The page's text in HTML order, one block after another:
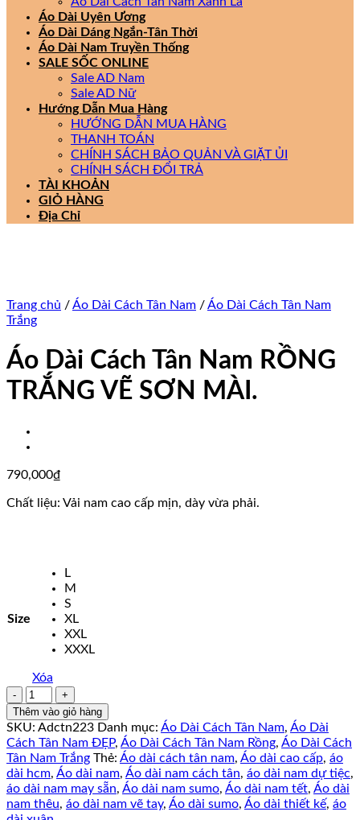
Áo Dài Uyên Ương
Áo Dài Dáng Ngắn-Tân Thời
Áo Dài Nam Truyền Thống
SALE SỐC ONLINE
Sale AD Nam
Sale AD Nữ
Hướng Dẫn Mua Hàng
HƯỚNG DẪN MUA HÀNG
THANH TOÁN
CHÍNH SÁCH BẢO QUẢN VÀ GIẶT ỦI
CHÍNH SÁCH ĐỔI TRẢ
TÀI KHOẢN
GIỎ HÀNG
Địa Chỉ
Trang chủ /Áo Dài Cách Tân Nam /Áo Dài Cách Tân Nam
Trắng
Áo Dài Cách Tân Nam RỒNG
TRẮNG VẼ SƠN MÀI.
790,000₫
Chất liệu: Vải nam cao cấp mịn, dày vừa phải.
Size
L
M
S
XL
XXL
XXXL
Xóa
Áo
Dài
Cách
Tân
Nam
RỒNG
TRẮNG
VẼ
SƠN
Thêm vào giỏ hàng
SKU: Adctn223 Danh mục: Áo Dài Cách Tân Nam, Áo Dài
Cách Tân Nam ĐẸP, Áo Dài Cách Tân Nam Rồng, Áo Dài Cách
Tân Nam Trắng Thẻ: Áo dài cách tân nam, Áo dài cao cấp, áo
dài hcm, Áo dài nam, Áo dài nam cách tân, áo dài nam dự tiệc,
áo dài nam may sẵn, Áo dài nam sumo, Áo dài nam tết, Áo dài
nam thêu, áo dài nam vẽ tay, Áo dài sumo, Áo dài thiết kế, áo